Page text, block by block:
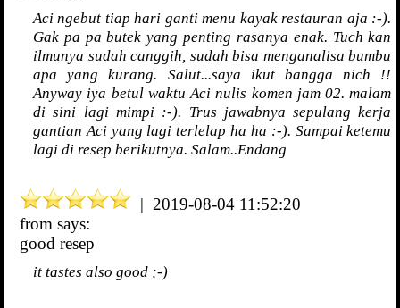
Aci ngebut tiap hari ganti menu kayak restauran aja :-).
Gak pa pa butek yang penting rasanya enak. Tuch kan
ilmunya sudah canggih, sudah bisa menganalisa bumbu
apa yang kurang. Salut...saya ikut bangga nich !!
Anyway iya betul waktu Aci nulis komen jam 02. malam
di sini lagi mimpi :-). Trus jawabnya sepulang kerja
gantian Aci yang lagi terlelap ha ha :-). Sampai ketemu
lagi di resep berikutnya. Salam..Endang
| 2019-08-04 11:52:20
from says:
good resep
it tastes also good ;-)